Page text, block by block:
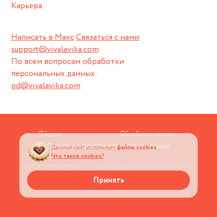
Написать в МаксСвязаться с нами
support@vivalavika.com
По всем вопросам обработки
персональных данных:
pd@vivalavika.com
Карьера
Оферта
Обработка данных
Политика обработки персональных данных
Данный сайт используетфайлы cookies.
Что такое cookies?
Принять